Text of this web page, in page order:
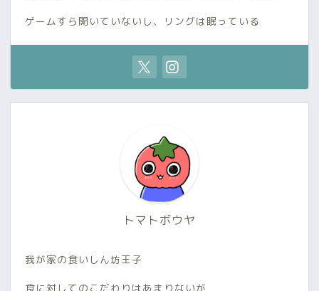
ゲームすら開いていないし、リングは眠っている
トマトボウヤ
我が家の食いしん坊王子
食に対してのこだわりはあまりないが